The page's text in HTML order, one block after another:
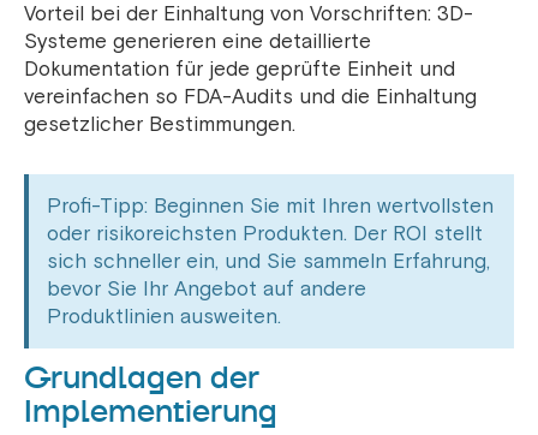
Vorteil bei der Einhaltung von Vorschriften: 3D-
Systeme generieren eine detaillierte
Dokumentation für jede geprüfte Einheit und
vereinfachen so FDA-Audits und die Einhaltung
gesetzlicher Bestimmungen.
Profi-Tipp: Beginnen Sie mit Ihren wertvollsten
oder risikoreichsten Produkten. Der ROI stellt
sich schneller ein, und Sie sammeln Erfahrung,
bevor Sie Ihr Angebot auf andere
Produktlinien ausweiten.
Grundlagen der
Implementierung